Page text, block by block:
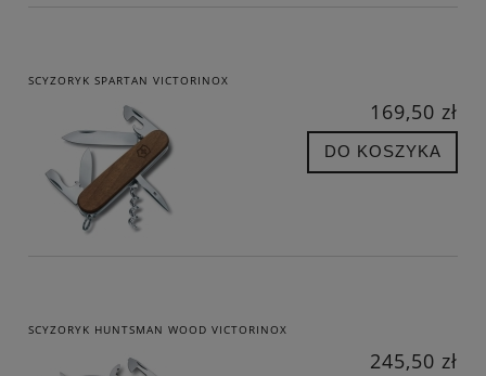
SCYZORYK SPARTAN VICTORINOX
169,50 zł
DO KOSZYKA
SCYZORYK HUNTSMAN WOOD VICTORINOX
245,50 zł